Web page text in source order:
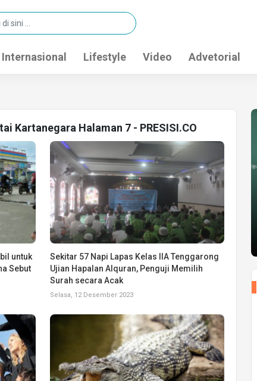
Internasional Lifestyle Video Advetorial
Kartanegara Halaman 7 - PRESISI.CO
untuk
Sebut
Sekitar 57 Napi Lapas Kelas IIA Tenggarong
Ujian Hapalan Alquran, Penguji Memilih
Surah secara Acak
Selasa, 12 Desember 2023